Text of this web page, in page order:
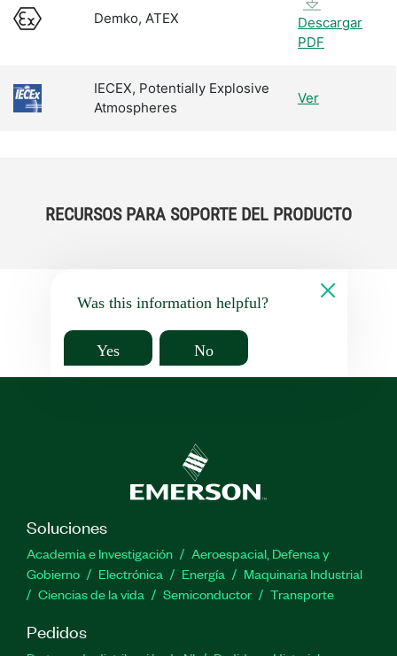
Demko, ATEX
Descargar
PDF
IECEX, Potentially Explosive
Atmospheres
Ver
RECURSOS PARA SOPORTE DEL PRODUCTO
Was this information helpful?
Yes No
Soluciones
Academia e Investigación
Aeroespacial, Defensa y
Gobierno
Electrónica Energía
Maquinaria Industrial
Ciencias de la vida
Semiconductor Transporte
Pedidos